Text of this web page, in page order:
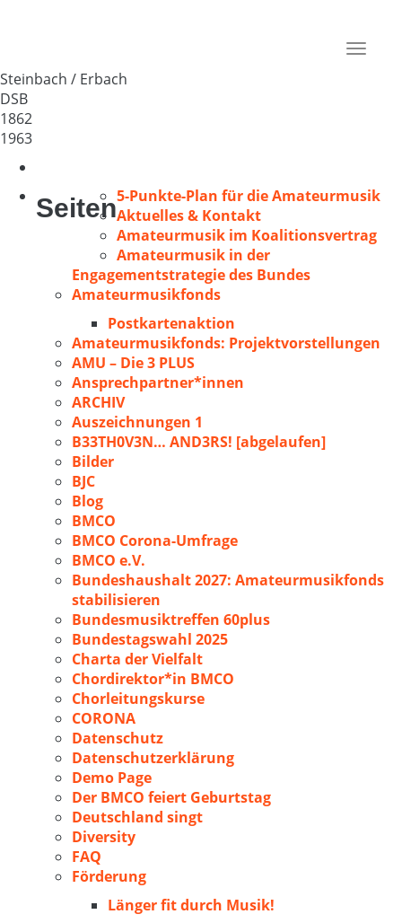
Toggle
Steinbach / Erbach
DSB
1862
1963
Seiten5-Punkte-Plan für die Amateurmusik
Aktuelles & Kontakt
Amateurmusik im Koalitionsvertrag
Amateurmusik in der
Engagementstrategie des Bundes
Amateurmusikfonds
Postkartenaktion
Amateurmusikfonds: Projektvorstellungen
AMU – Die 3 PLUS
Ansprechpartner*innen
ARCHIV
Auszeichnungen 1
B33TH0V3N… AND3RS! [abgelaufen]
Bilder
BJC
Blog
BMCO
BMCO Corona-Umfrage
BMCO e.V.
Bundeshaushalt 2027: Amateurmusikfonds
stabilisieren
Bundesmusiktreffen 60plus
Bundestagswahl 2025
Charta der Vielfalt
Chordirektor*in BMCO
Chorleitungskurse
CORONA
Datenschutz
Datenschutzerklärung
Demo Page
Der BMCO feiert Geburtstag
Deutschland singt
Diversity
FAQ
Förderung
Länger fit durch Musik!